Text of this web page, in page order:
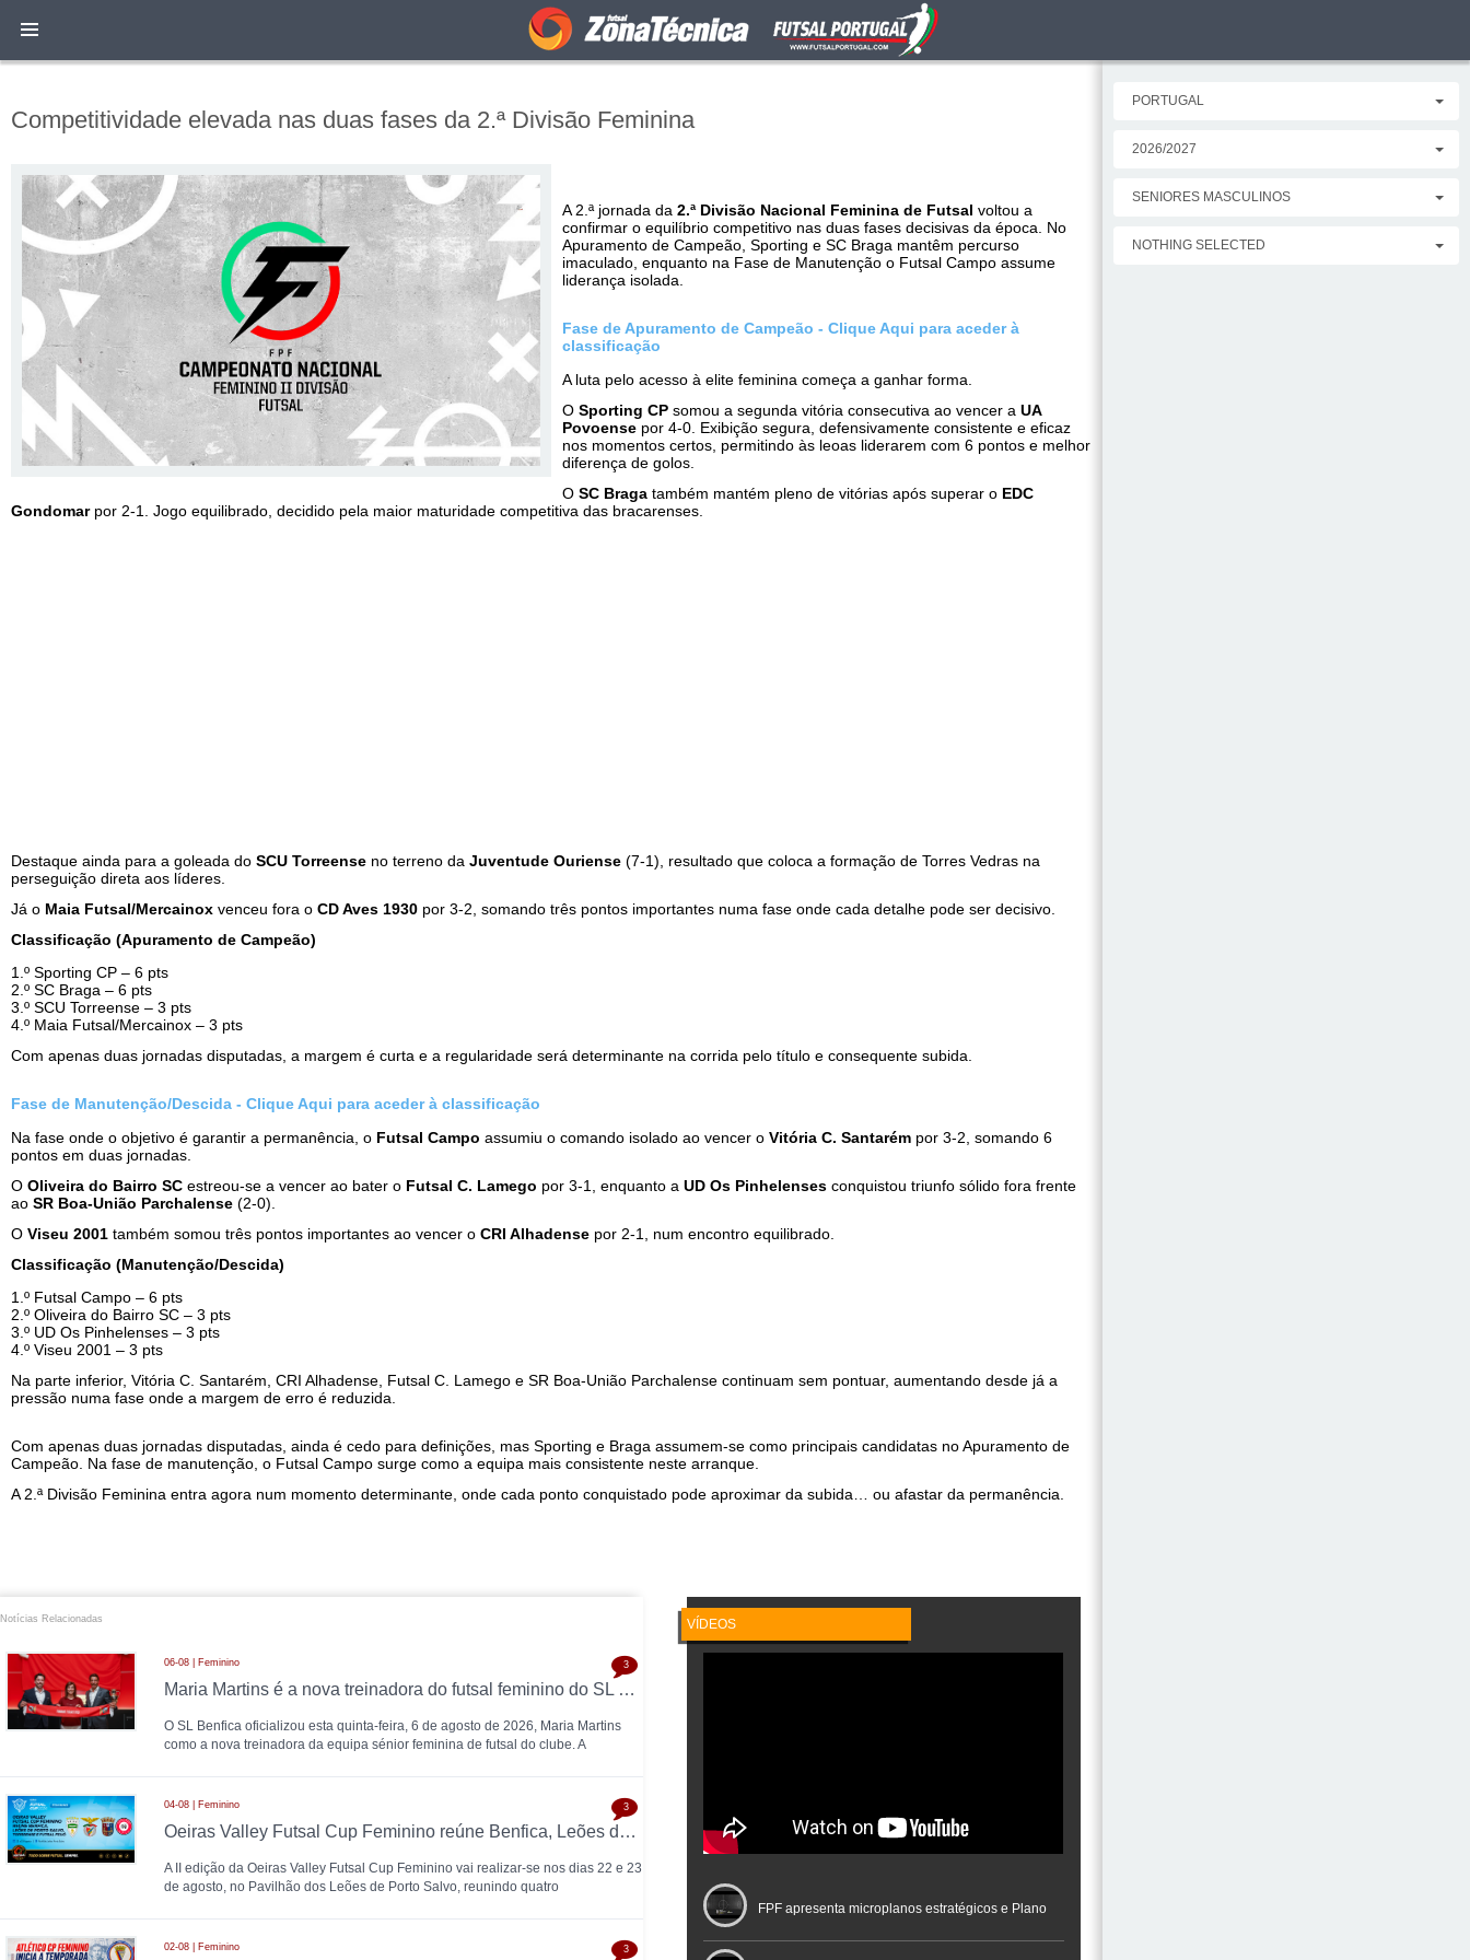
Competitividade elevada nas duas fases da 2.ª Divisão Feminina
A 2.ª jornada da 2.ª Divisão Nacional Feminina de Futsal voltou a
confirmar o equilíbrio competitivo nas duas fases decisivas da época. No
Apuramento de Campeão, Sporting e SC Braga mantêm percurso
imaculado, enquanto na Fase de Manutenção o Futsal Campo assume
liderança isolada.
Fase de Apuramento de Campeão - Clique Aqui para aceder à
classificação
A luta pelo acesso à elite feminina começa a ganhar forma.
O Sporting CP somou a segunda vitória consecutiva ao vencer a UA
Povoense por 4-0. Exibição segura, defensivamente consistente e eficaz
nos momentos certos, permitindo às leoas liderarem com 6 pontos e melhor
diferença de golos.
O SC Braga também mantém pleno de vitórias após superar o EDC
Gondomarpor 2-1. Jogo equilibrado, decidido pela maior maturidade competitiva das bracarenses.
Destaque ainda para a goleada do SCU Torreense no terreno da Juventude Ouriense (7-1), resultado que coloca a formação de Torres Vedras na
perseguição direta aos líderes.
Já o Maia Futsal/Mercainox venceu fora o CD Aves 1930 por 3-2, somando três pontos importantes numa fase onde cada detalhe pode ser decisivo.
Classificação (Apuramento de Campeão)
1.º Sporting CP – 6 pts
2.º SC Braga – 6 pts
3.º SCU Torreense – 3 pts
4.º Maia Futsal/Mercainox – 3 pts
Com apenas duas jornadas disputadas, a margem é curta e a regularidade será determinante na corrida pelo título e consequente subida.
Fase de Manutenção/Descida - Clique Aqui para aceder à classificação
Na fase onde o objetivo é garantir a permanência, o Futsal Campo assumiu o comando isolado ao vencer o Vitória C. Santarém por 3-2, somando 6
pontos em duas jornadas.
O Oliveira do Bairro SC estreou-se a vencer ao bater o Futsal C. Lamego por 3-1, enquanto a UD Os Pinhelenses conquistou triunfo sólido fora frente
ao SR Boa-União Parchalense (2-0).
O Viseu 2001 também somou três pontos importantes ao vencer o CRI Alhadense por 2-1, num encontro equilibrado.
Classificação (Manutenção/Descida)
1.º Futsal Campo – 6 pts
2.º Oliveira do Bairro SC – 3 pts
3.º UD Os Pinhelenses – 3 pts
4.º Viseu 2001 – 3 pts
Na parte inferior, Vitória C. Santarém, CRI Alhadense, Futsal C. Lamego e SR Boa-União Parchalense continuam sem pontuar, aumentando desde já a
pressão numa fase onde a margem de erro é reduzida.
Com apenas duas jornadas disputadas, ainda é cedo para definições, mas Sporting e Braga assumem-se como principais candidatas no Apuramento de
Campeão. Na fase de manutenção, o Futsal Campo surge como a equipa mais consistente neste arranque.
A 2.ª Divisão Feminina entra agora num momento determinante, onde cada ponto conquistado pode aproximar da subida… ou afastar da permanência.
Notícias Relacionadas
06-08 | Feminino
Maria Martins é a nova treinadora do futsal feminino do SL Benfica: contrato válido até 2028 com as campeãs nacionais
O SL Benfica oficializou esta quinta-feira, 6 de agosto de 2026, Maria Martins
como a nova treinadora da equipa sénior feminina de futsal do clube. A
3
04-08 | Feminino
Oeiras Valley Futsal Cup Feminino reúne Benfica, Leões de Porto Salvo, Torreense e Futsal Feijó
A II edição da Oeiras Valley Futsal Cup Feminino vai realizar-se nos dias 22 e 23
de agosto, no Pavilhão dos Leões de Porto Salvo, reunindo quatro
3
02-08 | Feminino 3
VÍDEOS
FPF apresenta microplanos estratégicos e Plano
PORTUGAL
2026/2027
SENIORES MASCULINOS
NOTHING SELECTED